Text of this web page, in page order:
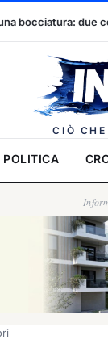
per ogni
CIÒ
POLITICA